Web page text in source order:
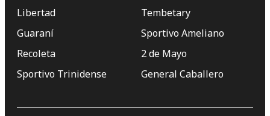
Libertad
Guaraní
Recoleta
Sportivo Trinidense
Tembetary
Sportivo Ameliano
2 de Mayo
General Caballero